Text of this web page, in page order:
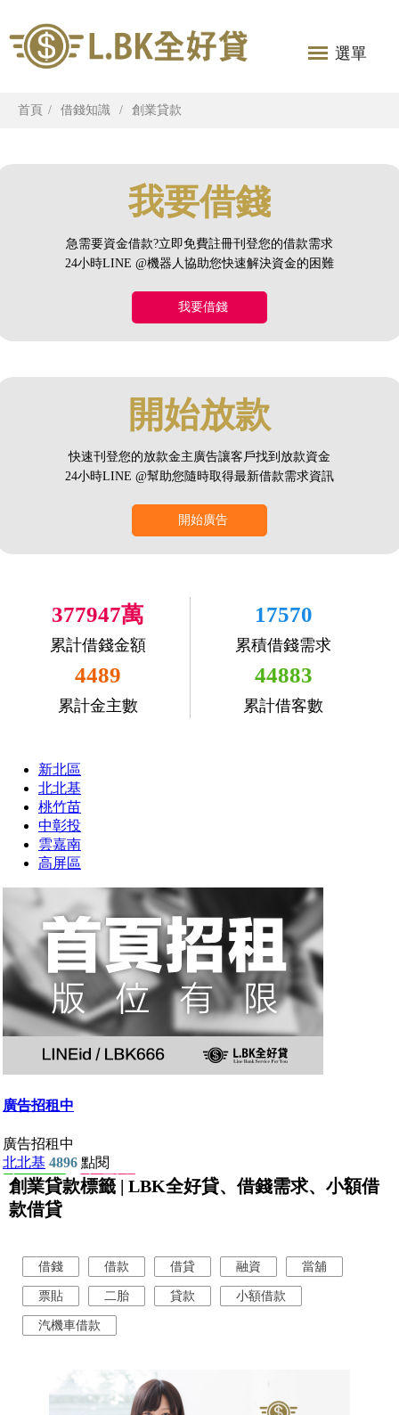
選單
首頁 借錢知識 創業貸款
我要借錢
急需要資金借款?立即免費註冊刊登您的借款需求
24小時LINE @機器人協助您快速解決資金的困難
我要借錢
開始放款
快速刊登您的放款金主廣告讓客戶找到放款資金
24小時LINE @幫助您隨時取得最新借款需求資訊
開始廣告
377947萬
累計借錢金額
17570
累積借錢需求
4489
累計金主數
44883
累計借客數
創業貸款標籤 | LBK全好貸、借錢需求、小額借
款借貸
借錢 借款 借貸 融資 當舖
票貼 二胎 貸款 小額借款
汽機車借款